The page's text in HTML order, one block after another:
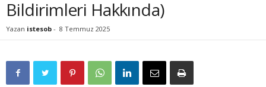
Bildirimleri Hakkında)
Yazan istesob - 8 Temmuz 2025